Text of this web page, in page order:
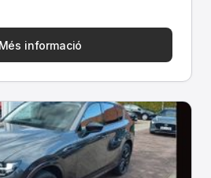
informació